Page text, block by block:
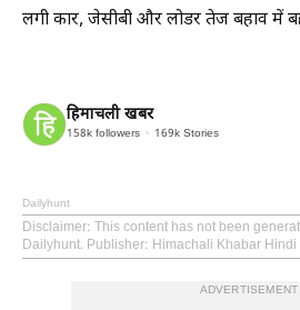
लगी कार, जेसीबी और लोडर तेज बहाव में
हिमाचली खबर
158k followers 169k Stories
Dailyhunt
Disclaimer: This content has not been
Dailyhunt. Publisher: Himachali Khabar Hindi
ADVERTISEMENT